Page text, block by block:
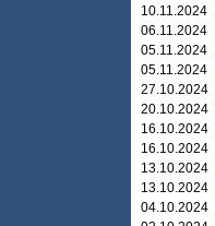
10.11.2024
06.11.2024
05.11.2024
05.11.2024
27.10.2024
20.10.2024
16.10.2024
16.10.2024
13.10.2024
13.10.2024
04.10.2024